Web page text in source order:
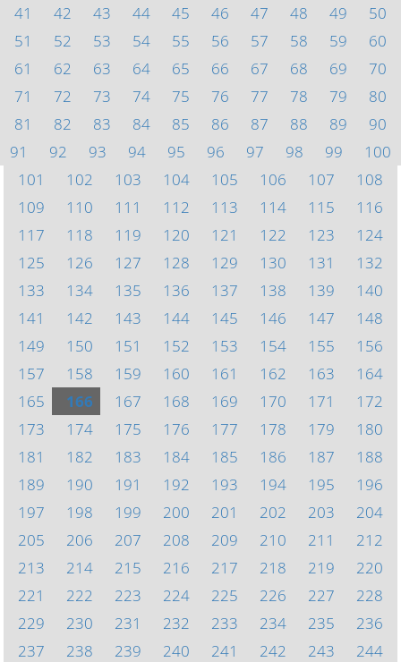
41
42 43 44 45 46 47 48 49
50
51
52 53 54 55 56 57 58 59
60
61
62 63 64 65 66 67 68 69
70
71
72 73 74 75 76 77 78 79
80
81
82 83 84 85 86 87 88 89
90
91
92 93 94 95 96 97 98 99
100
101
102 103 104 105 106 107
108
109
110 111 112 113 114 115
116
117
118 119 120 121 122 123
124
125
126 127 128 129 130 131
132
133
134 135 136 137 138 139
140
141
142 143 144 145 146 147
148
149
150 151 152 153 154 155
156
157
158 159 160 161 162 163
164
165
166 167 168 169 170 171
172
173
174 175 176 177 178 179
180
181
182 183 184 185 186 187
188
189
190 191 192 193 194 195
196
197
198 199 200 201 202 203
204
205
206 207 208 209 210 211
212
213
214 215 216 217 218 219
220
221
222 223 224 225 226 227
228
229
230 231 232 233 234 235
236
237
238 239 240 241 242 243
244